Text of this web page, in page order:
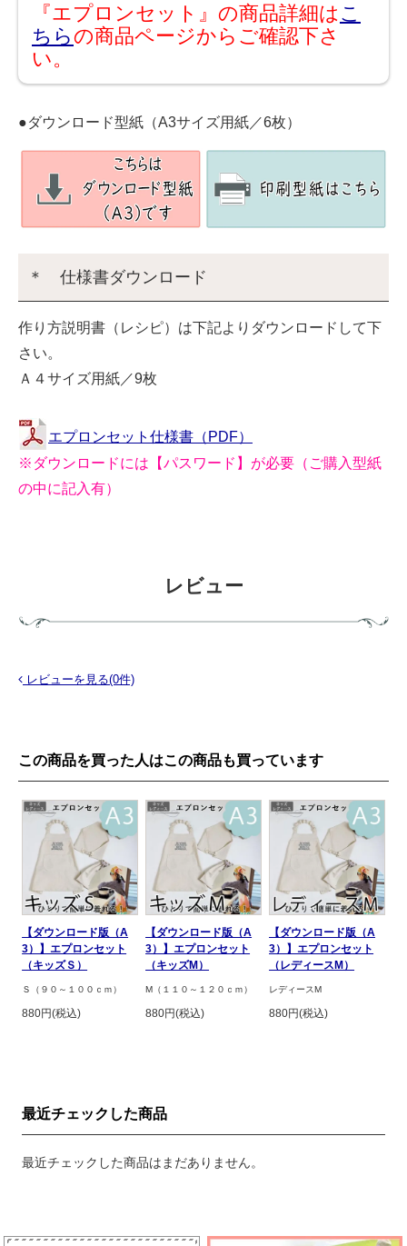
『エプロンセット』の商品詳細は こ
ちらの商品ページからご確認下さ
い。
●ダウンロード型紙（A3サイズ用紙／6枚）
＊ 仕様書ダウンロード
作り方説明書（レシピ）は下記よりダウンロードして下
さい。
Ａ４サイズ用紙／9枚
エプロンセット仕様書（PDF）
※ダウンロードには【パスワード】が必要（ご購入型紙
の中に記入有）
レビュー
レビューを見る(0件)
この商品を買った人はこの商品も買っています
【ダウンロード版（A
3）】エプロンセット
（キッズＳ）
Ｓ（９０～１００ｃｍ）
880円(税込)
【ダウンロード版（A
3）】エプロンセット
（キッズM）
M（１１０～１２０ｃｍ）
880円(税込)
【ダウンロード版（A
3）】エプロンセット
（レディースM）
レディースM
880円(税込)
最近チェックした商品
最近チェックした商品はまだありません。